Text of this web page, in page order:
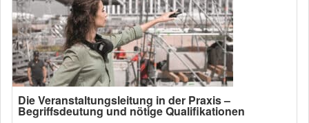
Die Veranstaltungsleitung in der Praxis –
Begriffsdeutung und nötige Qualifikationen